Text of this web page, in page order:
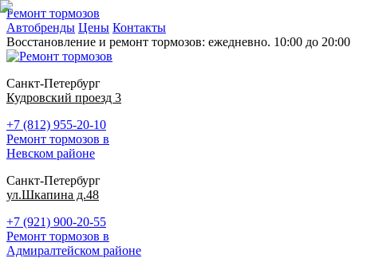
Ремонт тормозов
Автобренды Цены Контакты
Восстановление и ремонт тормозов: ежедневно. 10:00 до 20:00
Санкт-Петербург
Кудровский проезд 3
+7 (812) 955-20-10
Ремонт тормозов в
Невском районе
Санкт-Петербург
ул.Шкапина д.48
+7 (921) 900-20-55
Ремонт тормозов в
Адмиралтейском районе